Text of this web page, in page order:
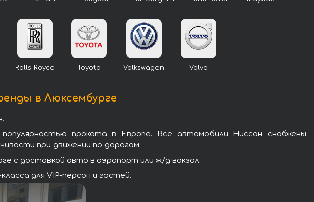
Rolls-Royce Toyota Volkswagen Volvo
в Люксембурге
проката в Европе. Все автомобили Ниссан снабжены
при движении по дорогам.
с доставкой авто в аэропорт или ж/д вокзал.
для VIP-персон и гостей.